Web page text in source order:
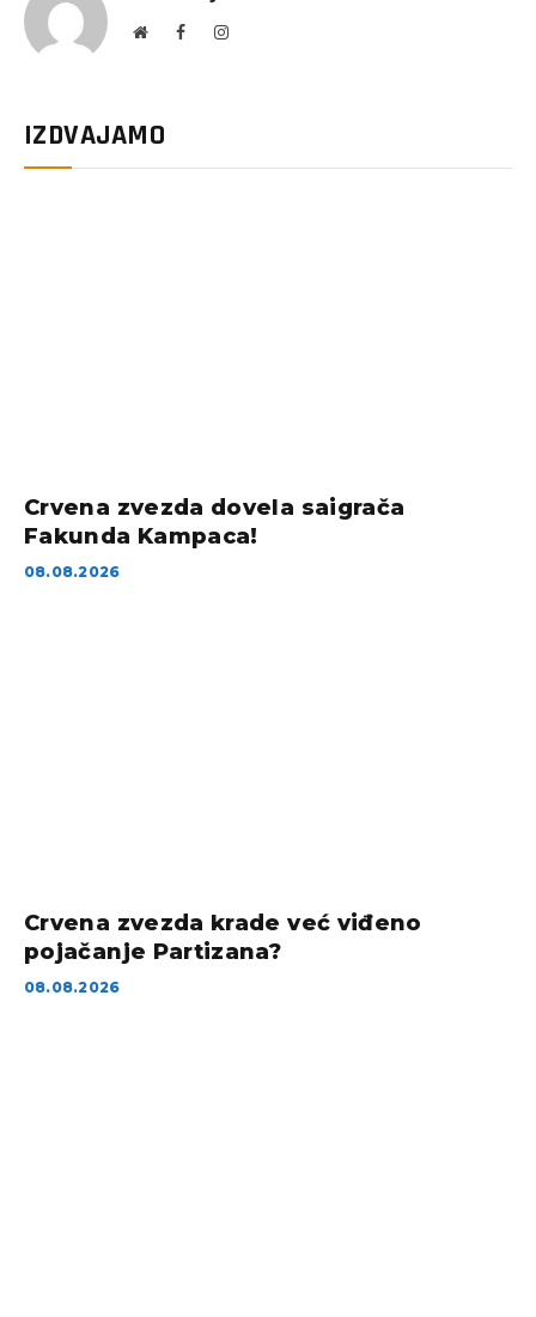
WebsiteFacebookInstagram
IZDVAJAMO
Crvena zvezda dovela saigrača
Fakunda Kampaca!
08.08.2026
Crvena zvezda krade već viđeno
pojačanje Partizana?
08.08.2026